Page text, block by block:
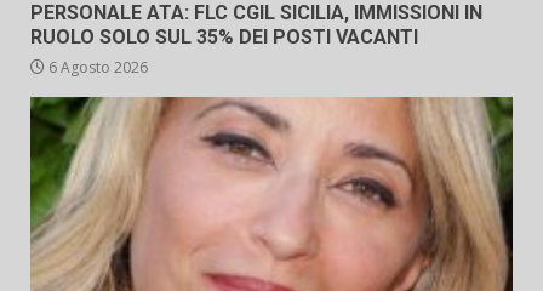
PERSONALE ATA: FLC CGIL SICILIA, IMMISSIONI IN
RUOLO SOLO SUL 35% DEI POSTI VACANTI
6 Agosto 2026